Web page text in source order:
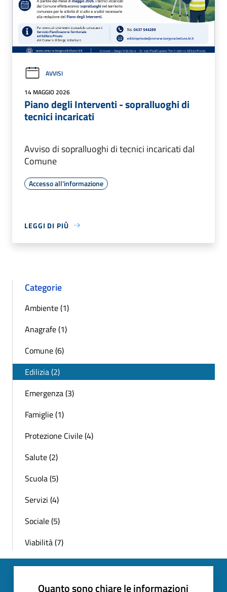
AVVISI
14 MAGGIO 2026
Piano degli Interventi - sopralluoghi di
tecnici incaricati
Avviso di sopralluoghi di tecnici incaricati dal
Comune
Accesso all'informazione
LEGGI DI PIÙ
Categorie
Ambiente (1)
Anagrafe (1)
Comune (6)
Edilizia (2)
Emergenza (3)
Famiglie (1)
Protezione Civile (4)
Salute (2)
Scuola (5)
Servizi (4)
Sociale (5)
Viabilità (7)
Quanto sono chiare le informazioni